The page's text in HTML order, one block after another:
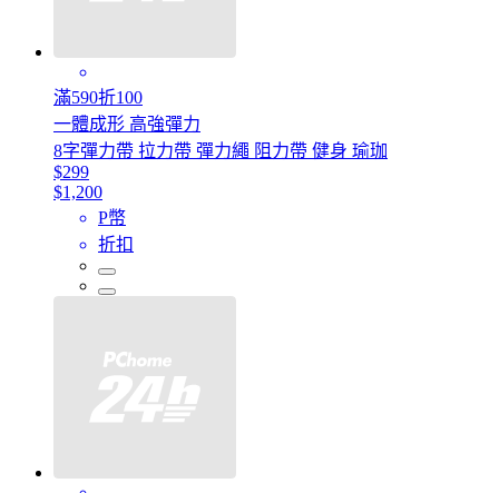
滿590折100
一體成形 高強彈力
8字彈力帶 拉力帶 彈力繩 阻力帶 健身 瑜珈
$299
$1,200
P幣
折扣